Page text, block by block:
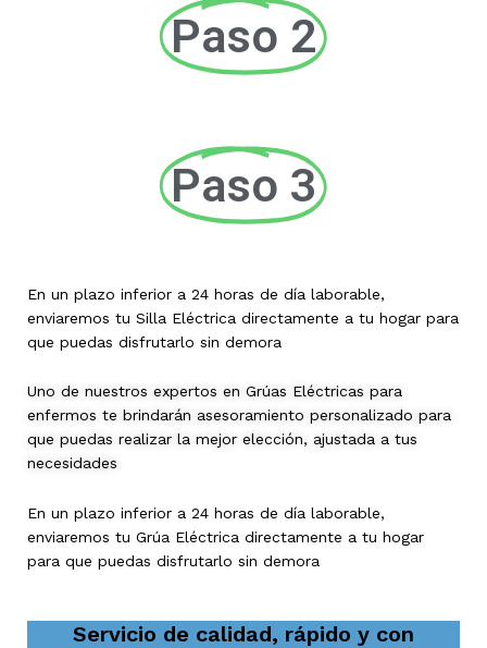
Paso 2
Paso 3
En un plazo inferior a 24 horas de día laborable,
enviaremos tu Silla Eléctrica directamente a tu hogar para
que puedas disfrutarlo sin demora
Uno de nuestros expertos en Grúas Eléctricas para
enfermos te brindarán asesoramiento personalizado para
que puedas realizar la mejor elección, ajustada a tus
necesidades
En un plazo inferior a 24 horas de día laborable,
enviaremos tu Grúa Eléctrica directamente a tu hogar
para que puedas disfrutarlo sin demora
Servicio de calidad, rápido y con